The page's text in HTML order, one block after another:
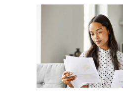
EMPRESA
BLOG
CONTATOS